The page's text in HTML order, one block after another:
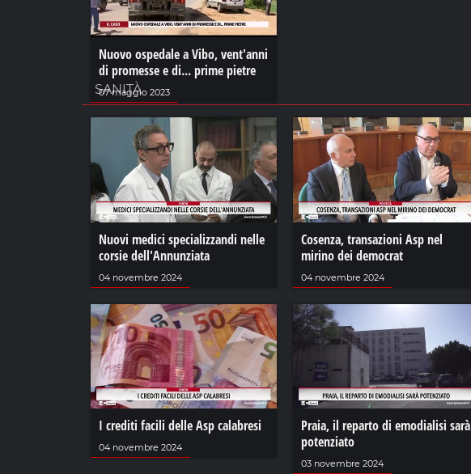
Nuovo ospedale a Vibo, vent'anni
di promesse e di... prime pietre
07 maggio 2023
SANITÀ
Nuovi medici specializzandi nelle
corsie dell'Annunziata
04 novembre 2024
Cosenza, transazioni Asp nel
mirino dei democrat
04 novembre 2024
I crediti facili delle Asp calabresi
04 novembre 2024
Praia, il reparto di emodialisi sarà
potenziato
03 novembre 2024